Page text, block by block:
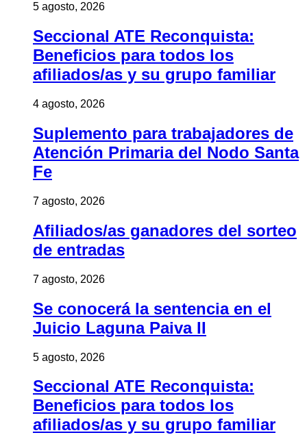
5 agosto, 2026
Seccional ATE Reconquista:
Beneficios para todos los
afiliados/as y su grupo familiar
4 agosto, 2026
Suplemento para trabajadores de
Atención Primaria del Nodo Santa
Fe
7 agosto, 2026
Afiliados/as ganadores del sorteo
de entradas
7 agosto, 2026
Se conocerá la sentencia en el
Juicio Laguna Paiva II
5 agosto, 2026
Seccional ATE Reconquista:
Beneficios para todos los
afiliados/as y su grupo familiar